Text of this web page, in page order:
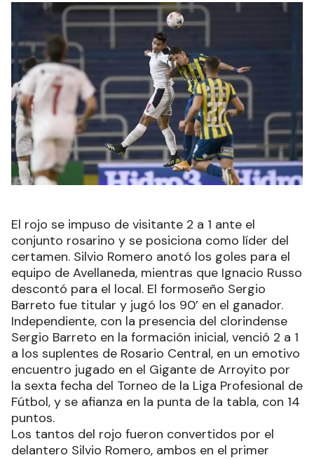
El rojo se impuso de visitante 2 a 1 ante el
conjunto rosarino y se posiciona como líder del
certamen. Silvio Romero anotó los goles para el
equipo de Avellaneda, mientras que Ignacio Russo
descontó para el local. El formoseño Sergio
Barreto fue titular y jugó los 90’ en el ganador.
Independiente, con la presencia del clorindense
Sergio Barreto en la formación inicial, venció 2 a 1
a los suplentes de Rosario Central, en un emotivo
encuentro jugado en el Gigante de Arroyito por
la sexta fecha del Torneo de la Liga Profesional de
Fútbol, y se afianza en la punta de la tabla, con 14
puntos.
Los tantos del rojo fueron convertidos por el
delantero Silvio Romero, ambos en el primer